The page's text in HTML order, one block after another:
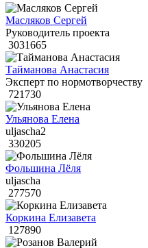
Масляков Сергей
Руководитель проекта
3031665
Тайманова Анастасия
Эксперт по нормотворчеству
721730
Ульянова Елена
uljascha2
330205
Фольшина Лёля
uljascha
277570
Коркина Елизавета
127890